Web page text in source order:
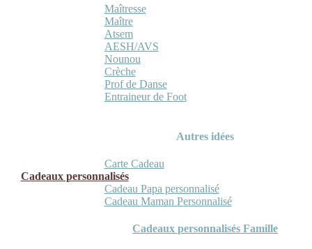
Maîtresse
Maître
Atsem
AESH/AVS
Nounou
Crèche
Prof de Danse
Entraineur de Foot
Autres idées
Carte Cadeau
Cadeaux personnalisés
Cadeau Papa personnalisé
Cadeau Maman Personnalisé
Cadeaux personnalisés Famille